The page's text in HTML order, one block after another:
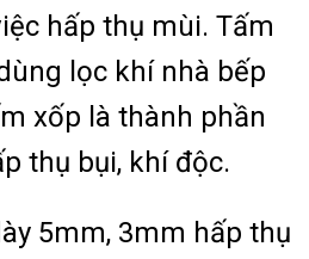
hấp thụ mùi. Tấm
lọc khí nhà bếp
xốp là thành phần
thụ bụi, khí độc.
5mm, 3mm hấp thụ